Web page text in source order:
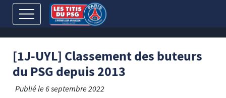
[1J-UYL] Classement des buteurs
du PSG depuis 2013
Publié le6 septembre 2022